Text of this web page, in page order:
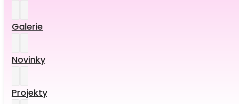
Galerie
Novinky
Projekty